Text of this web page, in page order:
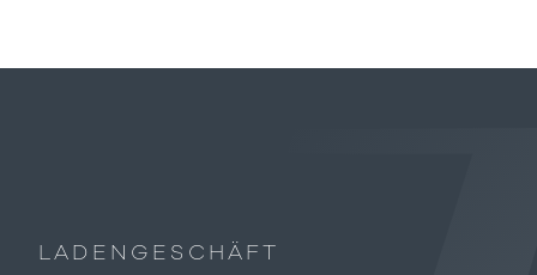
LADENGESCHÄFT